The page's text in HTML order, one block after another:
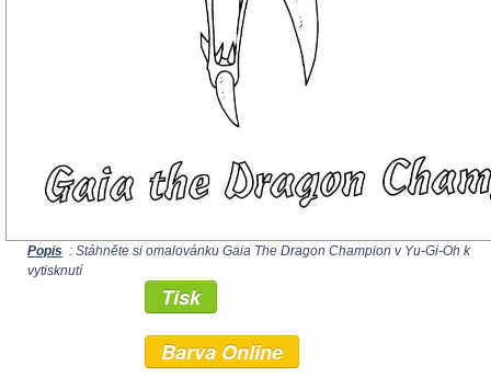
Popis : Stáhněte si omalovánku Gaia The Dragon Champion v Yu-Gi-Oh k
vytisknutí
Tisk
Barva Online